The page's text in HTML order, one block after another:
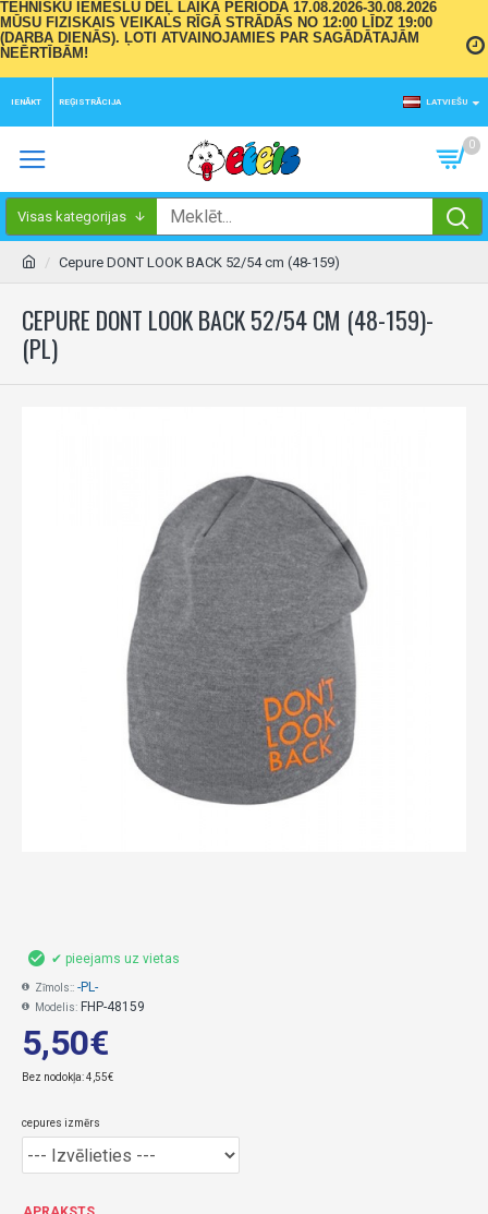
TEHNISKU IEMESLU DĒĻ LAIKA PERIODĀ 17.08.2026-30.08.2026
MŪSU FIZISKAIS VEIKALS RĪGĀ STRĀDĀS NO 12:00 LĪDZ 19:00
(DARBA DIENĀS). ĻOTI ATVAINOJAMIES PAR SAGĀDĀTAJĀM
NEĒRTĪBĀM!
IENĀKT REĢISTRĀCIJA LATVIEŠU
0
Visas kategorijas
Cepure DONT LOOK BACK 52/54 cm (48-159)
CEPURE DONT LOOK BACK 52/54 CM (48-159)-
(PL)
5,50€
Bez nodokļa: 4,55€
✔ pieejams uz vietas
Zīmols:: -PL-
Modelis: FHP-48159
cepures izmērs